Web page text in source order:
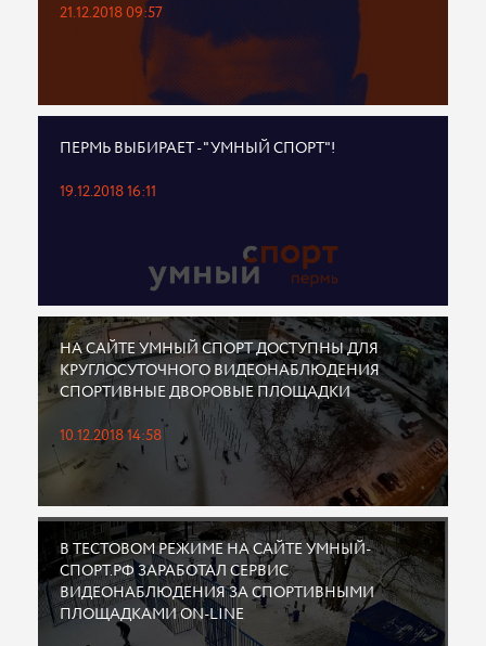
21.12.2018 09:57
ПЕРМЬ ВЫБИРАЕТ - "УМНЫЙ СПОРТ"!
19.12.2018 16:11
НА САЙТЕ УМНЫЙ СПОРТ ДОСТУПНЫ ДЛЯ
КРУГЛОСУТОЧНОГО ВИДЕОНАБЛЮДЕНИЯ
СПОРТИВНЫЕ ДВОРОВЫЕ ПЛОЩАДКИ
10.12.2018 14:58
В ТЕСТОВОМ РЕЖИМЕ НА САЙТЕ УМНЫЙ-
СПОРТ.РФ ЗАРАБОТАЛ СЕРВИС
ВИДЕОНАБЛЮДЕНИЯ ЗА СПОРТИВНЫМИ
ПЛОЩАДКАМИ ON-LINE